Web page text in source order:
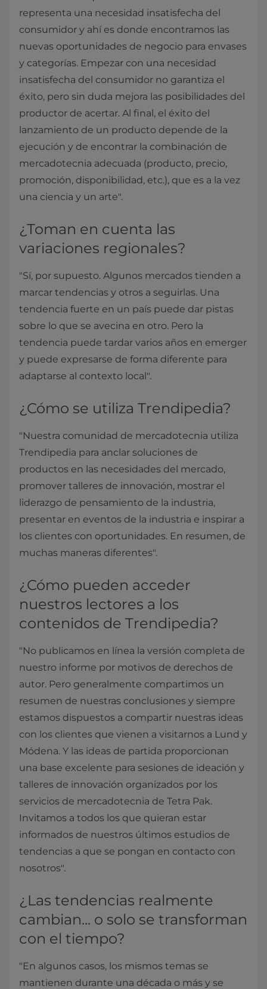
representa una necesidad insatisfecha del
consumidor y ahí es donde encontramos las
nuevas oportunidades de negocio para envases
y categorías. Empezar con una necesidad
insatisfecha del consumidor no garantiza el
éxito, pero sin duda mejora las posibilidades del
productor de acertar. Al final, el éxito del
lanzamiento de un producto depende de la
ejecución y de encontrar la combinación de
mercadotecnia adecuada (producto, precio,
promoción, disponibilidad, etc.), que es a la vez
una ciencia y un arte".
¿Toman en cuenta las
variaciones regionales?
"Sí, por supuesto. Algunos mercados tienden a
marcar tendencias y otros a seguirlas. Una
tendencia fuerte en un país puede dar pistas
sobre lo que se avecina en otro. Pero la
tendencia puede tardar varios años en emerger
y puede expresarse de forma diferente para
adaptarse al contexto local".
¿Cómo se utiliza Trendipedia?
"Nuestra comunidad de mercadotecnia utiliza
Trendipedia para anclar soluciones de
productos en las necesidades del mercado,
promover talleres de innovación, mostrar el
liderazgo de pensamiento de la industria,
presentar en eventos de la industria e inspirar a
los clientes con oportunidades. En resumen, de
muchas maneras diferentes".
¿Cómo pueden acceder
nuestros lectores a los
contenidos de Trendipedia?
"No publicamos en línea la versión completa de
nuestro informe por motivos de derechos de
autor. Pero generalmente compartimos un
resumen de nuestras conclusiones y siempre
estamos dispuestos a compartir nuestras ideas
con los clientes que vienen a visitarnos a Lund y
Módena. Y las ideas de partida proporcionan
una base excelente para sesiones de ideación y
talleres de innovación organizados por los
servicios de mercadotecnia de Tetra Pak.
Invitamos a todos los que quieran estar
informados de nuestros últimos estudios de
tendencias a que se pongan en contacto con
nosotros".
¿Las tendencias realmente
cambian... o solo se transforman
con el tiempo?
"En algunos casos, los mismos temas se
mantienen durante una década o más y se